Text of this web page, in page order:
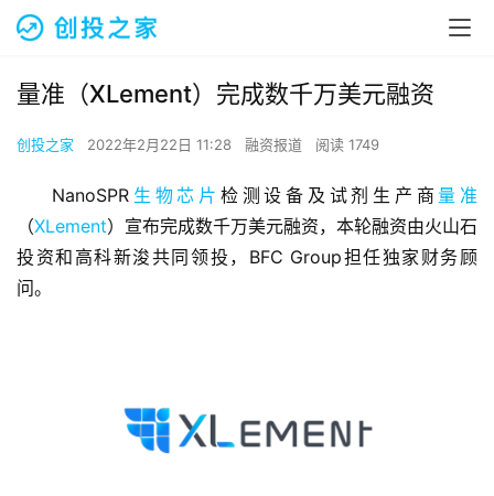
量准（XLement）完成数千万美元融资
创投之家 2022年2月22日 11:28 融资报道 阅读 1749
NanoSPR 生物芯片 检测设备及试剂生产商 量准
（XLement）宣布完成数千万美元融资，本轮融资由火山石
投资和高科新浚共同领投，BFC Group担任独家财务顾
问。